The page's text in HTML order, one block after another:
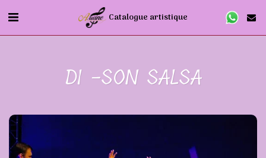
Catalogue artistique
DI -SON SALSA